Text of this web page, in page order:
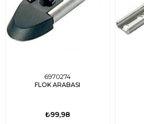
6970274
FLOK ARABASI
₺99,98